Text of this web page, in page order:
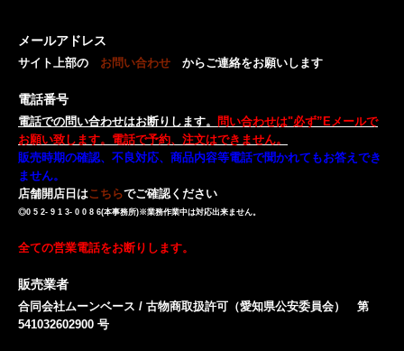
メールアドレス
サイト上部の お問い合わせ からご連絡をお願いします
電話番号
電話での問い合わせはお断りします。
問い合わせは"必ず”Eメールで
お願い致します。電話で予約、注文はできません。
販売時期の確認、不良対応、商品内容等電話で聞かれてもお答えでき
ません。
店舗開店日はこちらでご確認ください
◎0 5 2- 9 1 3- 0 0 8 6(本事務所)※業務作業中は対応出来ません。
全ての営業電話をお断りします。
販売業者
合同会社ムーンベース / 古物商取扱許可（愛知県公安委員会） 第
541032602900 号